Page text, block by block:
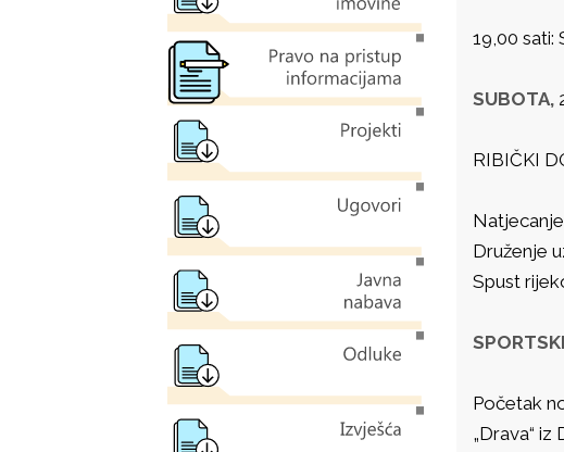
19,00 sati:
SUBOTA,
RIBIČKI
Druženje
Spust
Početak
„Drava“